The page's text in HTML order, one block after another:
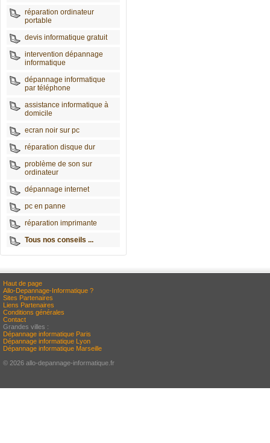
réparation ordinateur
portable
devis informatique gratuit
intervention dépannage
informatique
dépannage informatique
par téléphone
assistance informatique à
domicile
ecran noir sur pc
réparation disque dur
problème de son sur
ordinateur
dépannage internet
pc en panne
réparation imprimante
Tous nos conseils ...
Haut de page
Allo-Depannage-Informatique ?
Sites Partenaires
Liens Partenaires
Conditions générales
Contact
Grandes villes :
Dépannage informatique Paris
Dépannage informatique Lyon
Dépannage informatique Marseille
© 2026 allo-depannage-informatique.fr